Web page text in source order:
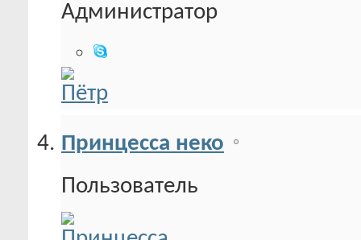
Администратор
Принцесса неко
Пользователь